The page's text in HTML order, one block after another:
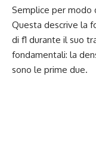
Semplice per modo
Questa descrive la
di f1 durante il suo
fondamentali: la
sono le prime due.